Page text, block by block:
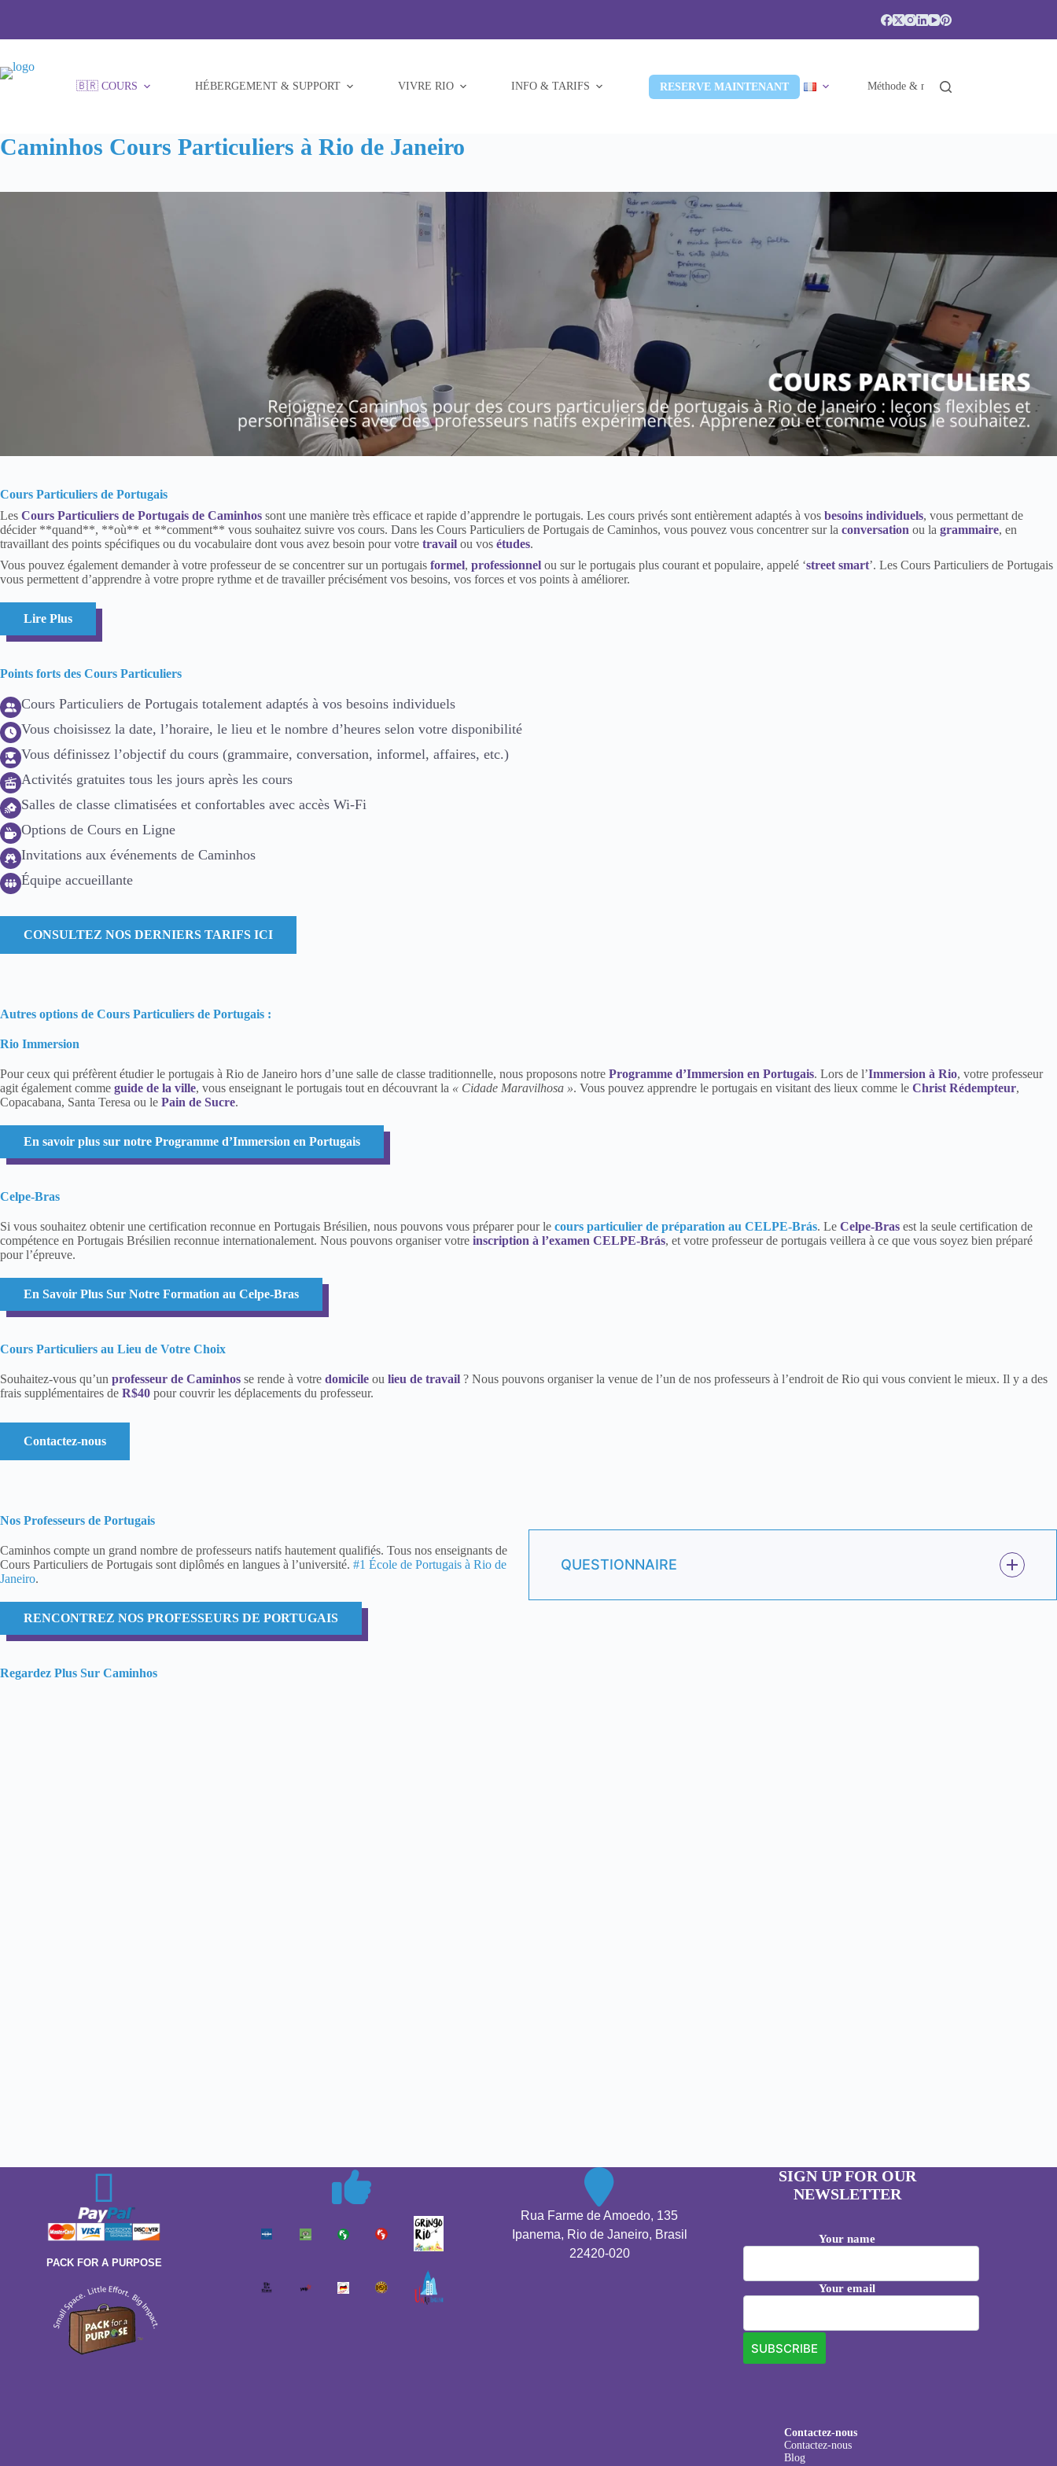
🇧🇷 COURS HÉBERGEMENT & SUPPORT VIVRE RIO INFO & TARIFS RESERVE MAINTENANT Méthode & niveaux
Caminhos Cours Particuliers à Rio de Janeiro
Cours Particuliers de Portugais
Les Cours Particuliers de Portugais de Caminhos sont une manière très efficace et rapide d’apprendre le portugais. Les cours privés sont entièrement adaptés à vos besoins individuels, vous permettant de
décider **quand**, **où** et **comment** vous souhaitez suivre vos cours. Dans les Cours Particuliers de Portugais de Caminhos, vous pouvez vous concentrer sur la conversation ou la grammaire, en
travaillant des points spécifiques ou du vocabulaire dont vous avez besoin pour votre travail ou vos études.
Vous pouvez également demander à votre professeur de se concentrer sur un portugais formel, professionnel ou sur le portugais plus courant et populaire, appelé ‘street smart’. Les Cours Particuliers de Portugais
vous permettent d’apprendre à votre propre rythme et de travailler précisément vos besoins, vos forces et vos points à améliorer.
Lire Plus
Points forts des Cours Particuliers
Cours Particuliers de Portugais totalement adaptés à vos besoins individuels
Vous choisissez la date, l’horaire, le lieu et le nombre d’heures selon votre disponibilité
Vous définissez l’objectif du cours (grammaire, conversation, informel, affaires, etc.)
Activités gratuites tous les jours après les cours
Salles de classe climatisées et confortables avec accès Wi-Fi
Options de Cours en Ligne
Invitations aux événements de Caminhos
Équipe accueillante
CONSULTEZ NOS DERNIERS TARIFS ICI
Autres options de Cours Particuliers de Portugais :
Rio Immersion
Pour ceux qui préfèrent étudier le portugais à Rio de Janeiro hors d’une salle de classe traditionnelle, nous proposons notre Programme d’Immersion en Portugais. Lors de l’Immersion à Rio, votre professeur
agit également comme guide de la ville, vous enseignant le portugais tout en découvrant la « Cidade Maravilhosa ». Vous pouvez apprendre le portugais en visitant des lieux comme le Christ Rédempteur,
Copacabana, Santa Teresa ou le Pain de Sucre.
En savoir plus sur notre Programme d’Immersion en Portugais
Celpe-Bras
Si vous souhaitez obtenir une certification reconnue en Portugais Brésilien, nous pouvons vous préparer pour le cours particulier de préparation au CELPE-Brás. Le Celpe-Bras est la seule certification de
compétence en Portugais Brésilien reconnue internationalement. Nous pouvons organiser votre inscription à l’examen CELPE-Brás, et votre professeur de portugais veillera à ce que vous soyez bien préparé
pour l’épreuve.
En Savoir Plus Sur Notre Formation au Celpe-Bras
Cours Particuliers au Lieu de Votre Choix
Souhaitez-vous qu’un professeur de Caminhos se rende à votre domicile ou lieu de travail ? Nous pouvons organiser la venue de l’un de nos professeurs à l’endroit de Rio qui vous convient le mieux. Il y a des
frais supplémentaires de R$40 pour couvrir les déplacements du professeur.
Contactez-nous
Nos Professeurs de Portugais
Caminhos compte un grand nombre de professeurs natifs hautement qualifiés. Tous nos enseignants de
Cours Particuliers de Portugais sont diplômés en langues à l’université. #1 École de Portugais à Rio de
Janeiro.
RENCONTREZ NOS PROFESSEURS DE PORTUGAIS
QUESTIONNAIRE
Regardez Plus Sur Caminhos
PACK FOR A PURPOSE
Rua Farme de Amoedo, 135
Ipanema, Rio de Janeiro, Brasil
22420-020
SIGN UP FOR OUR
NEWSLETTER
Your name
Your email
Contactez-nous
Contactez-nous
Blog